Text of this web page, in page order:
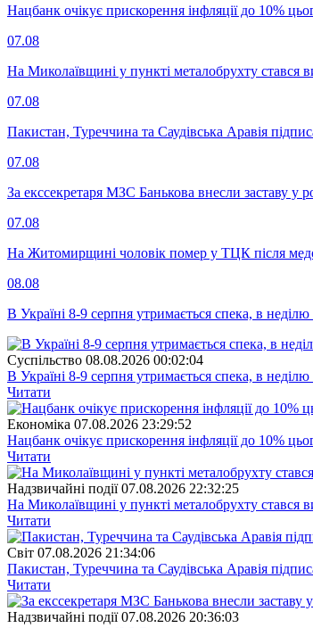
Нацбанк очікує прискорення інфляції до 10%
07.08
На Миколаївщині у пункті металобрухту стався
07.08
Пакистан, Туреччина та Саудівська Аравія
07.08
За екссекретаря МЗС Банькова внесли заставу у
07.08
На Житомирщині чоловік помер у ТЦК після
08.08
В Україні 8-9 серпня утримається спека, в
Суспiльство 08.08.2026 00:02:04
В Україні 8-9 серпня утримається спека, в
Читати
Економіка 07.08.2026 23:29:52
Нацбанк очікує прискорення інфляції до 10%
Читати
Надзвичайні події 07.08.2026 22:32:25
На Миколаївщині у пункті металобрухту стався
Читати
Свiт 07.08.2026 21:34:06
Пакистан, Туреччина та Саудівська Аравія
Читати
Надзвичайні події 07.08.2026 20:36:03